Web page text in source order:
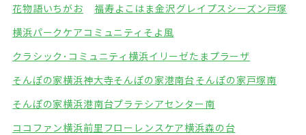
花物語いちがお
福寿よこはま金沢 グレイプスシーズン戸塚
横浜パークケアコミュニティそよ風
クラシック･コミュニティ横浜イリーゼたまプラーザ
そんぽの家横浜神大寺そんぽの家港南台そんぽの家戸塚南
そんぽの家横浜港南台プラテシアセンター南
ココファン横浜前里 フローレンスケア横浜森の台